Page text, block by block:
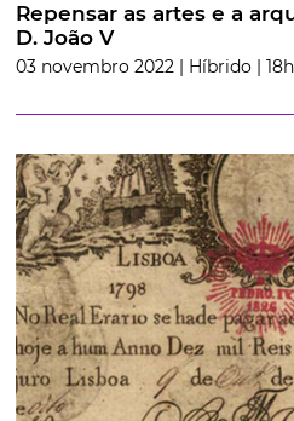
Repensar as artes e a
D. João V
03 novembro 2022 | Híbrido | 18h